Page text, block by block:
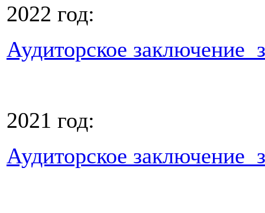
2022 год:
Аудиторское заключение
2021 год:
Аудиторское заключение